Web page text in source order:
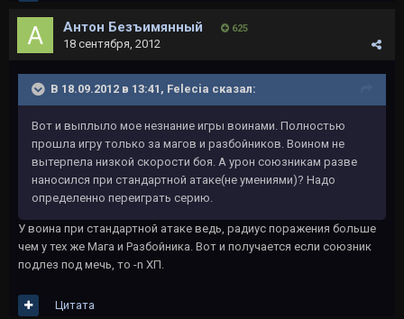
Антон Безъимянный 625
18 сентября, 2012
В 18.09.2012 в 13:41, Felecia сказал:
Вот и выплыло мое незнание игры воинами. Полностью
прошла игру только за магов и разбойников. Воином не
вытерпела низкой скорости боя. А урон союзникам разве
наносился при стандартной атаке(не умениями)? Надо
определенно переиграть серию.
У воина при стандартной атаке ведь, радиус поражения больше
чем у тех же Мага и Разбойника. Вот и получается если союзник
подлез под мечь, то -n ХП.
Цитата